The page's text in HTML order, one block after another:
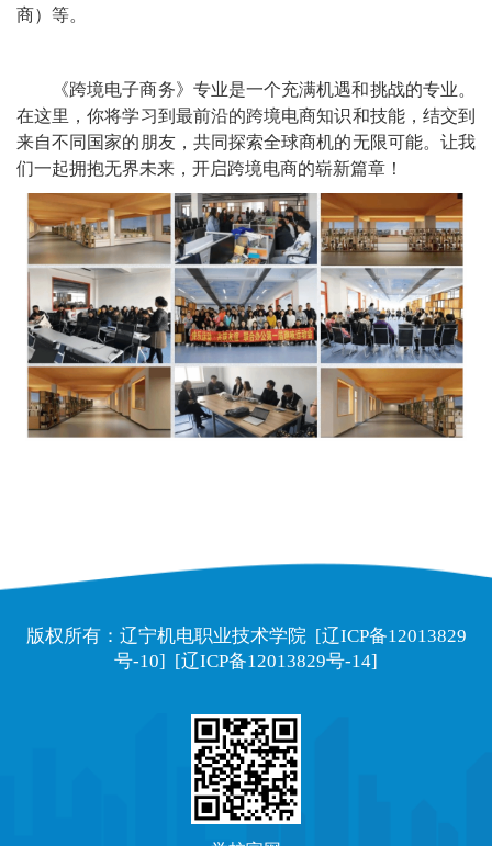
商）等。
《跨境电子商务》专业是一个充满机遇和挑战的专业。
在这里，你将学习到最前沿的跨境电商知识和技能，结交到
来自不同国家的朋友，共同探索全球商机的无限可能。让我
们一起拥抱无界未来，开启跨境电商的崭新篇章！
版权所有：辽宁机电职业技术学院 [辽ICP备12013829
号-10] [辽ICP备12013829号-14]